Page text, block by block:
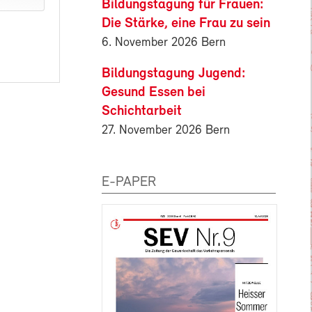
Bildungstagung für Frauen:
Die Stärke, eine Frau zu sein
6. November 2026 Bern
Bildungstagung Jugend:
Gesund Essen bei
Schichtarbeit
27. November 2026 Bern
E-PAPER